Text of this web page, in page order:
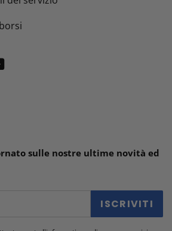
YouTube
sulle nostre ultime novità ed
ISCRIVITI